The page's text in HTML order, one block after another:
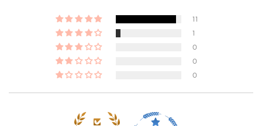
11
1
0
0
0